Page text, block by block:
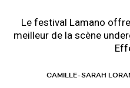
Le festival Lamano
meilleur de la scène
CAMILLE-SARAH